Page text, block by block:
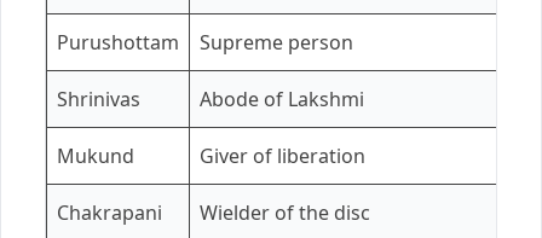
Purushottam Supreme person
Shrinivas Abode of Lakshmi
Mukund Giver of liberation
Chakrapani Wielder of the disc